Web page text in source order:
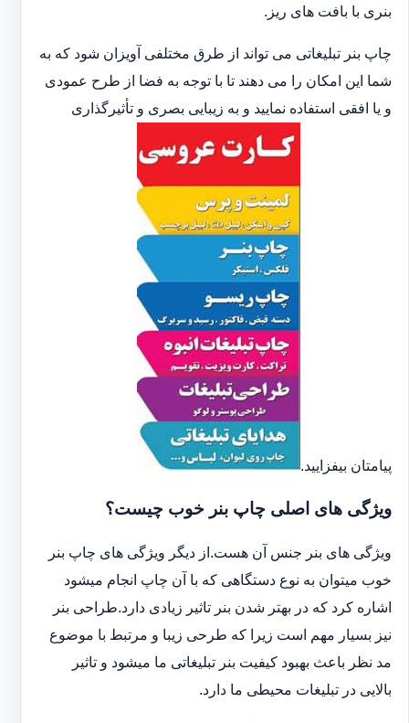
بنری با بافت های ریز.
چاپ بنر تبلیغاتی می تواند از طرق مختلفی آویزان شود که به
شما این امکان را می دهند تا با توجه به فضا از طرح عمودی
و یا افقی استفاده نمایید و به زیبایی بصری و تأثیرگذاری
پیامتان بیفزایید.
ویژگی های اصلی چاپ بنر خوب چیست؟
ویژگی های بنر جنس آن هست.از دیگر ویژگی های چاپ بنر
خوب میتوان به نوع دستگاهی که با آن چاپ انجام میشود
اشاره کرد که در بهتر شدن بنر تاثیر زیادی دارد.طراحی بنر
نیز بسیار مهم است زیرا که طرحی زیبا و مرتبط با موضوع
مد نظر باعث بهبود کیفیت بنر تبلیغاتی ما میشود و تاثیر
بالایی در تبلیغات محیطی ما دارد.